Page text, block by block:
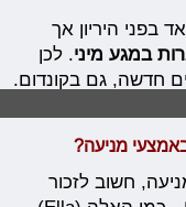
בפני היריון אך
במגע מיני. לכן
חדשה, גם בקונדום.
מניעה?
חשוב לזכור